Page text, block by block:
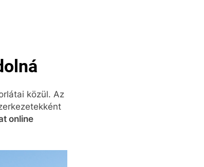
közül. Az
online